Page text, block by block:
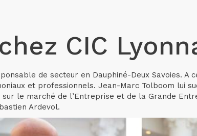
CIC
de secteur en Dauphiné-Deux Savoies.
et professionnels. Jean-Marc Tolboom lui
le marché de l’Entreprise et de la Grande
Ardevol.